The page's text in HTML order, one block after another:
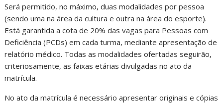
Será permitido, no máximo, duas modalidades por pessoa
(sendo uma na área da cultura e outra na área do esporte).
Está garantida a cota de 20% das vagas para Pessoas com
Deficiência (PCDs) em cada turma, mediante apresentação de
relatório médico. Todas as modalidades ofertadas seguirão,
criteriosamente, as faixas etárias divulgadas no ato da
matrícula.
No ato da matrícula é necessário apresentar originais e cópias